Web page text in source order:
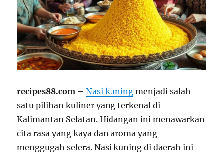
recipes88.com – Nasi kuning menjadi salah
satu pilihan kuliner yang terkenal di
Kalimantan Selatan. Hidangan ini menawarkan
cita rasa yang kaya dan aroma yang
menggugah selera. Nasi kuning di daerah ini